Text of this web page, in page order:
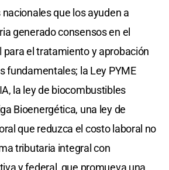
que los ayuden a
generado consensos en el
para el tratamiento y aprobación
fundamentales; la Ley PYME
la ley de biocombustibles
Bioenergética, una ley de
que reduzca el costo laboral no
tributaria integral con
y federal, que promueva una